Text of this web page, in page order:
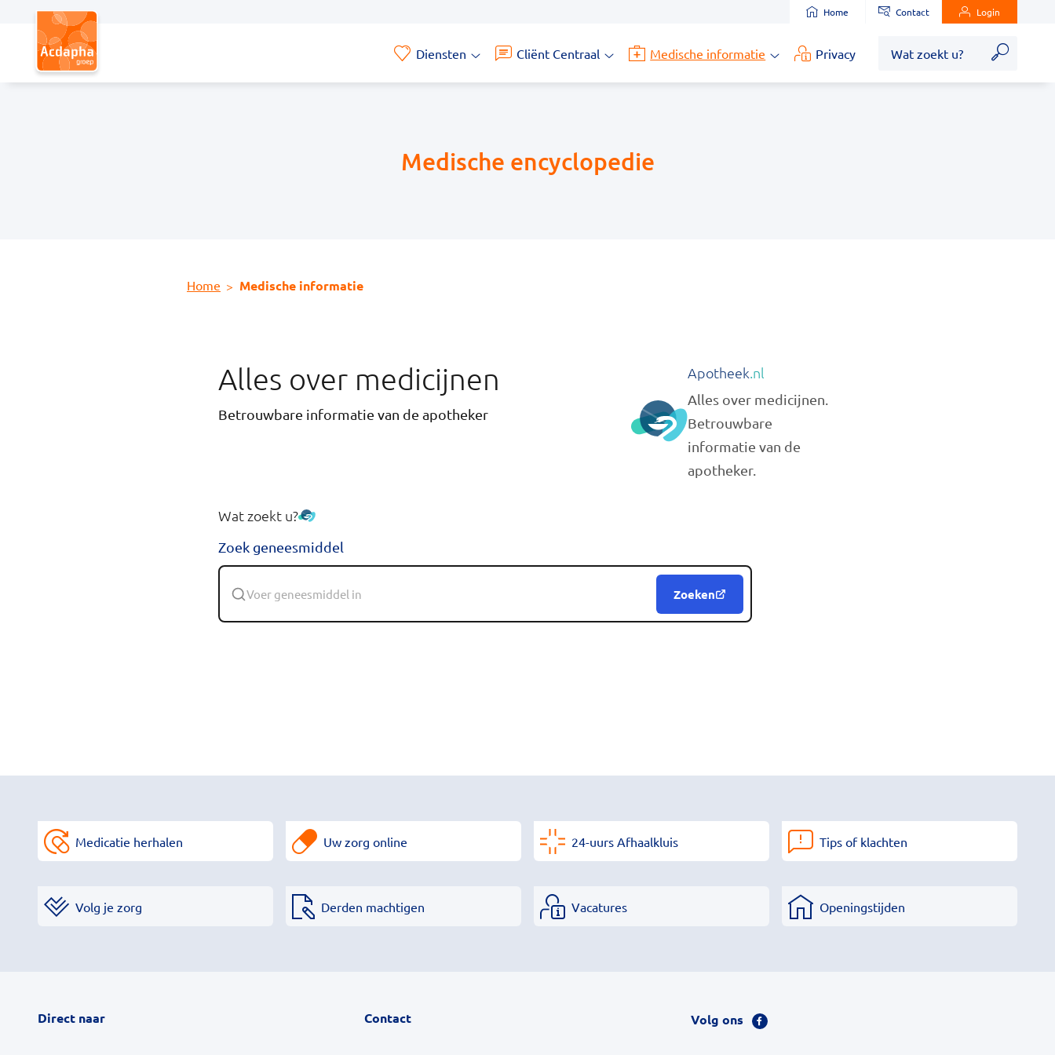
Home Contact Login
Diensten
submenu
Cliënt Centraal
Centraal
Medische informatie
informatie
Privacy
Home Medische informatie
Medische encyclopedie
Alles over medicijnen
Betrouwbare informatie van de apotheker
Apotheek.nl
Alles over medicijnen.
Betrouwbare
informatie van de
apotheker.
Wat zoekt u?
Zoek geneesmiddel
Zoeken
Medicatie herhalen Uw zorg online 24-uurs Afhaalkluis Tips of klachten
Volg je zorg Derden machtigen Vacatures Openingstijden
Direct naar Contact Volg ons
Bezoek